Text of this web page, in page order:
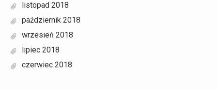
listopad 2018
październik 2018
wrzesień 2018
lipiec 2018
czerwiec 2018